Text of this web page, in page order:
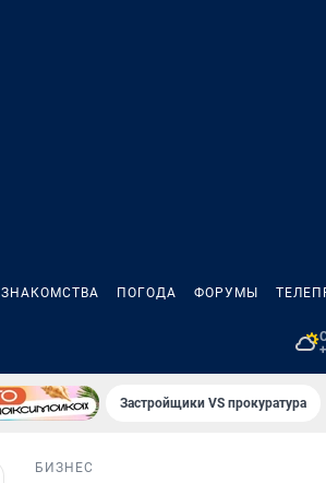
ЗНАКОМСТВА ПОГОДА ФОРУМЫ
Застройщики VS прокуратура
БИЗНЕС